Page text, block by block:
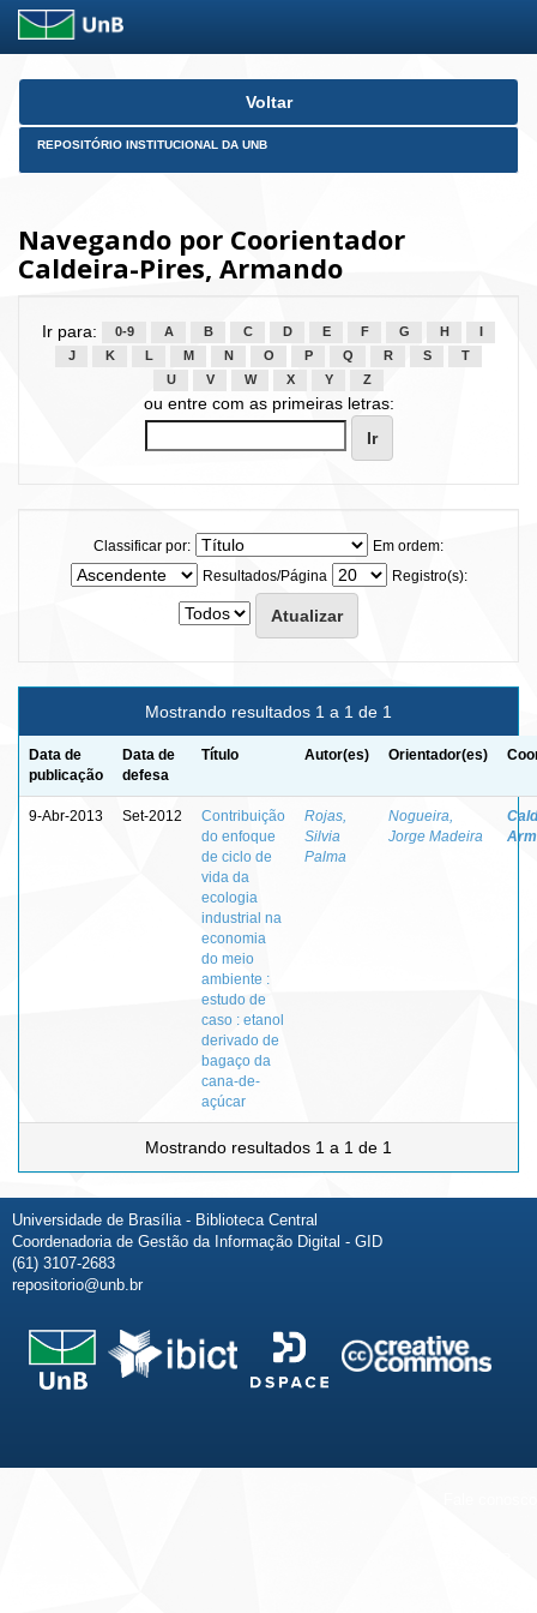
Skip
Voltar
REPOSITÓRIO INSTITUCIONAL DA UNB
Navegando por Coorientador
Caldeira-Pires, Armando
Ir para: 0-9 A B C D E F G H
J
K L M N O P Q R S
T
U
V W X Y Z
ou entre com as primeiras letras:
Classificar por:
Em ordem:
Resultados/Página
Registro(s):
Mostrando resultados 1 a 1 de 1
Data de
publicação
Data de
defesa
Título Autor(es) Orientador(es)
9-Abr-2013 Set-2012
Contribuição
do enfoque
de ciclo de
vida da
ecologia
industrial na
economia
do meio
ambiente :
estudo de
caso : etanol
derivado de
bagaço da
cana-de-
açúcar
Rojas,
Silvia
Palma
Nogueira,
Jorge Madeira
Mostrando resultados 1 a 1 de 1
Universidade de Brasília - Biblioteca Central
Coordenadoria de Gestão da Informação Digital - GID
(61) 3107-2683
repositorio@unb.br